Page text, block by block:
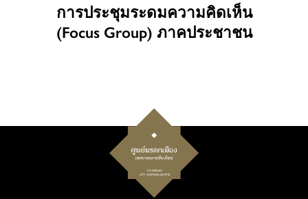
การประชุมระดมความคิดเห็น
(Focus Group) ภาคประชาชน